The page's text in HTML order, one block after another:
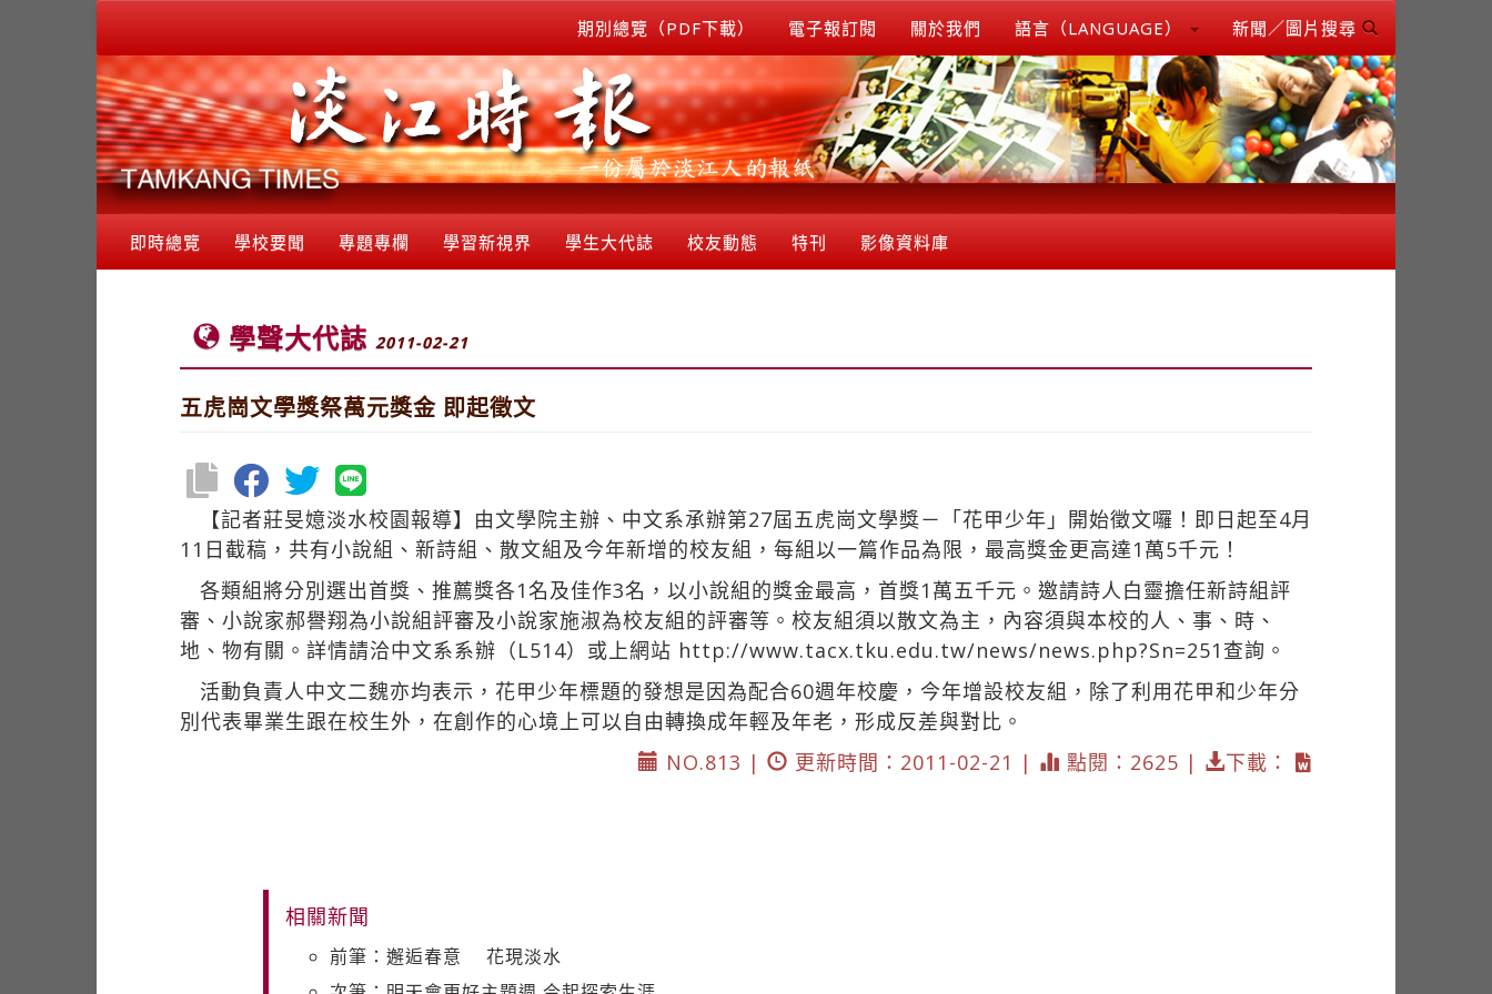
期別總覽（PDF下載） 電子報訂閱 關於我們 語言（LANGUAGE） 新聞／圖片搜尋
即時總覽 學校要聞 專題專欄 學習新視界 學生大代誌 校友動態 特刊 影像資料庫
學聲大代誌 2011-02-21
五虎崗文學獎祭萬元獎金 即起徵文
【記者莊旻嬑淡水校園報導】由文學院主辦、中文系承辦第27屆五虎崗文學獎－「花甲少年」開始徵文囉！即日起至4月
11日截稿，共有小說組、新詩組、散文組及今年新增的校友組，每組以一篇作品為限，最高獎金更高達1萬5千元！
各類組將分別選出首獎、推薦獎各1名及佳作3名，以小說組的獎金最高，首獎1萬五千元。邀請詩人白靈擔任新詩組評
審、小說家郝譽翔為小說組評審及小說家施淑為校友組的評審等。校友組須以散文為主，內容須與本校的人、事、時、
地、物有關。詳情請洽中文系系辦（L514）或上網站 http://www.tacx.tku.edu.tw/news/news.php?Sn=251查詢。
活動負責人中文二魏亦均表示，花甲少年標題的發想是因為配合60週年校慶，今年增設校友組，除了利用花甲和少年分
別代表畢業生跟在校生外，在創作的心境上可以自由轉換成年輕及年老，形成反差與對比。
NO.813 |
更新時間：2011-02-21 | 點閱：2625 | 下載：
相關新聞
前筆：邂逅春意 花現淡水